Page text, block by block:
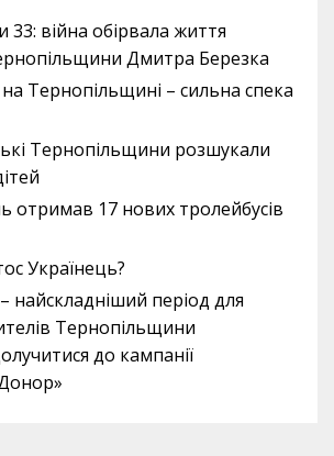
33: війна обірвала життя
Дмитра Березка
Тернопільщині – сильна спека
Тернопільщини розшукали
отримав 17 нових тролейбусів
Українець?
найскладніший період для
Тернопільщини
до кампанії